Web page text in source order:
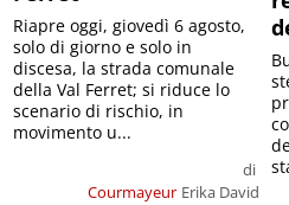
Courmayeur
di
Erika David
Riapre oggi, giovedì 6 agosto,
solo di giorno e solo in
discesa, la strada comunale
della Val Ferret; si riduce lo
scenario di rischio, in
movimento u...